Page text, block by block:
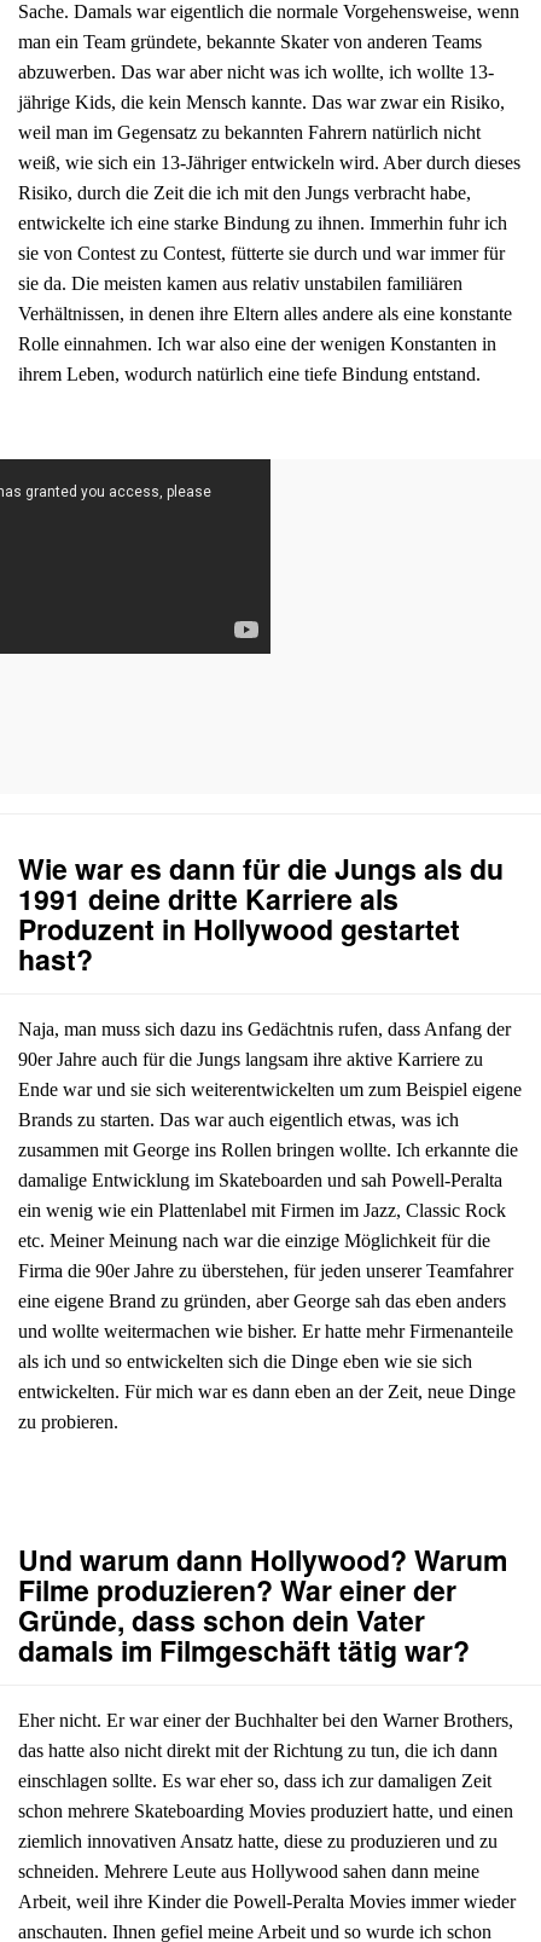
Sache. Damals war eigentlich die normale Vorgehensweise, wenn
man ein Team gründete, bekannte Skater von anderen Teams
abzuwerben. Das war aber nicht was ich wollte, ich wollte 13-
jährige Kids, die kein Mensch kannte. Das war zwar ein Risiko,
weil man im Gegensatz zu bekannten Fahrern natürlich nicht
weiß, wie sich ein 13-Jähriger entwickeln wird. Aber durch dieses
Risiko, durch die Zeit die ich mit den Jungs verbracht habe,
entwickelte ich eine starke Bindung zu ihnen. Immerhin fuhr ich
sie von Contest zu Contest, fütterte sie durch und war immer für
sie da. Die meisten kamen aus relativ unstabilen familiären
Verhältnissen, in denen ihre Eltern alles andere als eine konstante
Rolle einnahmen. Ich war also eine der wenigen Konstanten in
ihrem Leben, wodurch natürlich eine tiefe Bindung entstand.
Wie war es dann für die Jungs als du
1991 deine dritte Karriere als
Produzent in Hollywood gestartet
hast?
Naja, man muss sich dazu ins Gedächtnis rufen, dass Anfang der
90er Jahre auch für die Jungs langsam ihre aktive Karriere zu
Ende war und sie sich weiterentwickelten um zum Beispiel eigene
Brands zu starten. Das war auch eigentlich etwas, was ich
zusammen mit George ins Rollen bringen wollte. Ich erkannte die
damalige Entwicklung im Skateboarden und sah Powell-Peralta
ein wenig wie ein Plattenlabel mit Firmen im Jazz, Classic Rock
etc. Meiner Meinung nach war die einzige Möglichkeit für die
Firma die 90er Jahre zu überstehen, für jeden unserer Teamfahrer
eine eigene Brand zu gründen, aber George sah das eben anders
und wollte weitermachen wie bisher. Er hatte mehr Firmenanteile
als ich und so entwickelten sich die Dinge eben wie sie sich
entwickelten. Für mich war es dann eben an der Zeit, neue Dinge
zu probieren.
Und warum dann Hollywood? Warum
Filme produzieren? War einer der
Gründe, dass schon dein Vater
damals im Filmgeschäft tätig war?
Eher nicht. Er war einer der Buchhalter bei den Warner Brothers,
das hatte also nicht direkt mit der Richtung zu tun, die ich dann
einschlagen sollte. Es war eher so, dass ich zur damaligen Zeit
schon mehrere Skateboarding Movies produziert hatte, und einen
ziemlich innovativen Ansatz hatte, diese zu produzieren und zu
schneiden. Mehrere Leute aus Hollywood sahen dann meine
Arbeit, weil ihre Kinder die Powell-Peralta Movies immer wieder
anschauten. Ihnen gefiel meine Arbeit und so wurde ich schon